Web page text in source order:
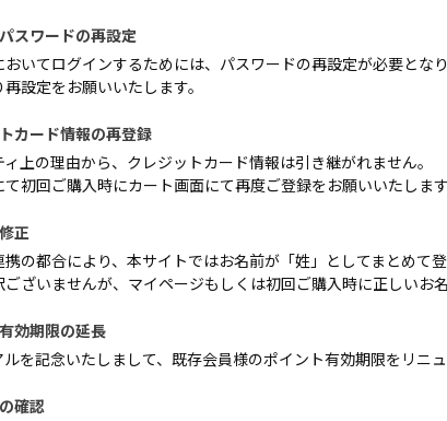
スワードの再設定
いてログインするためには、パスワードの再設定が必要となり
再設定をお願いいたします。
カード情報の再登録
上の理由から、クレジットカード情報は引き継がれません。
初回ご購入時にカート画面にて再度ご登録をお願いいたします
正
の都合により、本サイトではお名前が「姓」としてまとめて登
ございませんが、マイページもしくは初回ご購入時に正しいお
効期限の延長
ルを記念いたしまして、既存会員様のポイント有効期限をリニ
確認